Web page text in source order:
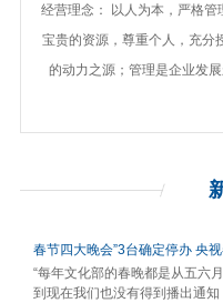
经营理念： 以人为本，严格
宝贵的资源，尊重个人，充分
的动力之源；管理是企业发
春节四大晚会”3台确定停办 央
“每年文化部的春晚都是从五六
到现在我们也没有得到播出通